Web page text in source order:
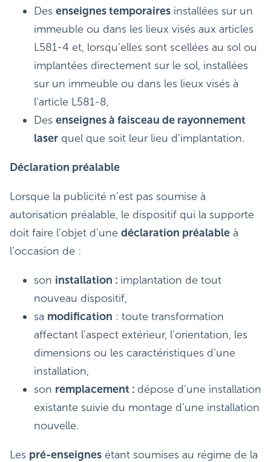
Des enseignes temporaires installées sur un
immeuble ou dans les lieux visés aux articles
L581-4 et, lorsqu’elles sont scellées au sol ou
implantées directement sur le sol, installées
sur un immeuble ou dans les lieux visés à
l’article L581-8,
Des enseignes à faisceau de rayonnement
laser quel que soit leur lieu d’implantation.
Déclaration préalable
Lorsque la publicité n’est pas soumise à
autorisation préalable, le dispositif qui la supporte
doit faire l’objet d’une déclaration préalable à
l’occasion de :
son installation : implantation de tout
nouveau dispositif,
sa modification : toute transformation
affectant l’aspect extérieur, l’orientation, les
dimensions ou les caractéristiques d’une
installation,
son remplacement : dépose d’une installation
existante suivie du montage d’une installation
nouvelle.
Les pré-enseignes étant soumises au régime de la